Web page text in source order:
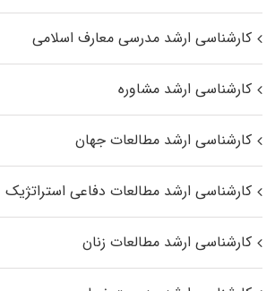
کارشناسی ارشد مدرسی معارف اسلامی
کارشناسی ارشد مشاوره
کارشناسی ارشد مطالعات جهان
کارشناسی ارشد مطالعات دفاعی استراتژیک
کارشناسی ارشد مطالعات زنان